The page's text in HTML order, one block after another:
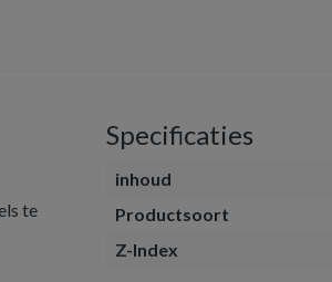
te
Specificaties
inhoud
Productsoort
Z-Index